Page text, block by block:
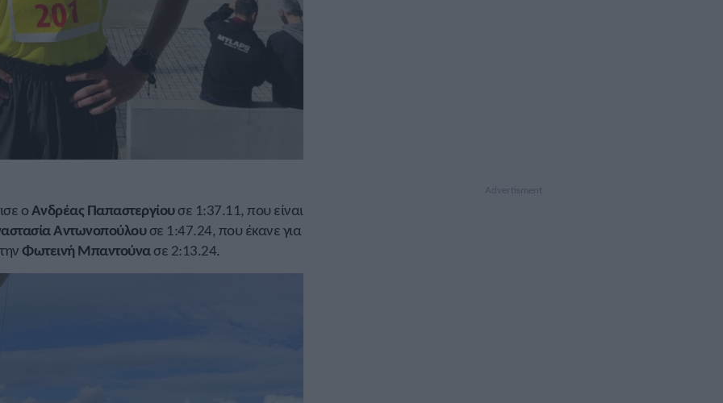
οΑνδρέας Παπαστεργίουσε 1:37.11, που είναι
Αντωνοπούλουσε 1:47.24, που έκανε για
Φωτεινή Μπαντούνασε 2:13.24.